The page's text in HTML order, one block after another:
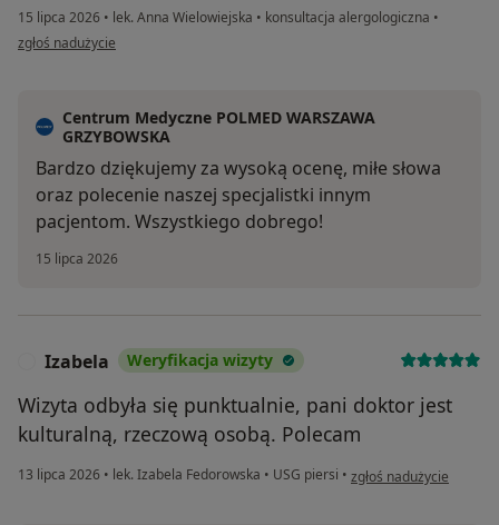
15 lipca 2026 • lek. Anna Wielowiejska • konsultacja alergologiczna •
w opinii użytkownika DM
zgłoś nadużycie
Centrum Medyczne POLMED WARSZAWA
GRZYBOWSKA
Bardzo dziękujemy za wysoką ocenę, miłe słowa
oraz polecenie naszej specjalistki innym
pacjentom. Wszystkiego dobrego!
15 lipca 2026
Izabela Weryfikacja wizyty
Wizyta odbyła się punktualnie, pani doktor jest
kulturalną, rzeczową osobą. Polecam
13 lipca 2026 • lek. Izabela Fedorowska • USG piersi • w opinii użytkownika
zgłoś nadużycie